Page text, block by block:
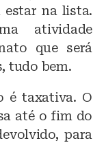
estar na lista.
atividade
que será
tudo bem.
é taxativa. O
até o fim do
para